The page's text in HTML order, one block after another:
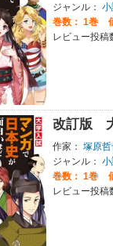
ジャンル：
巻数： 1巻
レビュー投稿
改訂版
作家： 塚原哲
ジャンル：
巻数： 1巻
レビュー投稿